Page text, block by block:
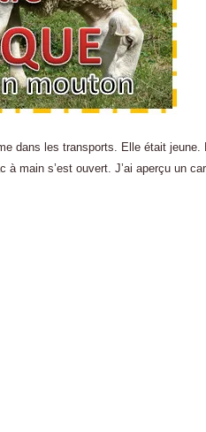
dans les transports. Elle était
main s’est ouvert. J’ai aperçu un